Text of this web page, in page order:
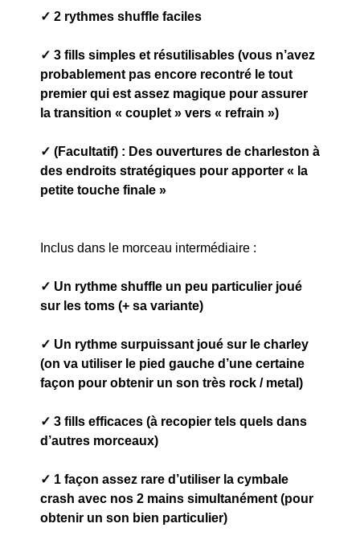
✓ 2 rythmes shuffle faciles
✓ 3 fills simples et résutilisables (vous n’avez
probablement pas encore recontré le tout
premier qui est assez magique pour assurer
la transition « couplet » vers « refrain »)
✓ (Facultatif) : Des ouvertures de charleston à
des endroits stratégiques pour apporter « la
petite touche finale »
Inclus dans le morceau intermédiaire :
✓ Un rythme shuffle un peu particulier joué
sur les toms (+ sa variante)
✓ Un rythme surpuissant joué sur le charley
(on va utiliser le pied gauche d’une certaine
façon pour obtenir un son très rock / metal)
✓ 3 fills efficaces (à recopier tels quels dans
d’autres morceaux)
✓ 1 façon assez rare d’utiliser la cymbale
crash avec nos 2 mains simultanément (pour
obtenir un son bien particulier)